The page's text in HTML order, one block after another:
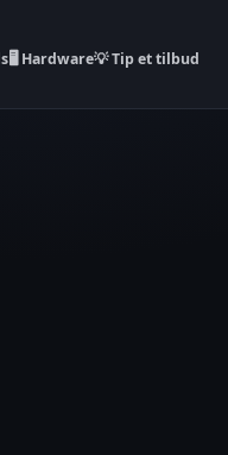
🖥️ Hardware💡 Tip et tilbud